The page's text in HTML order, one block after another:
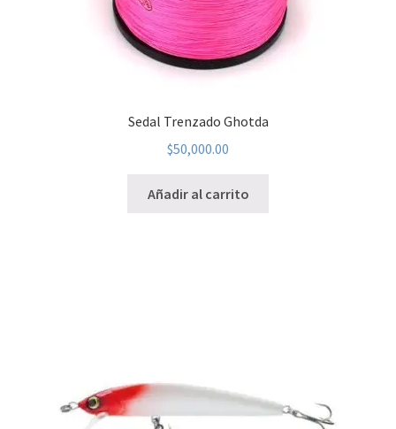
Sedal Trenzado Ghotda
$50,000.00
Añadir al carrito